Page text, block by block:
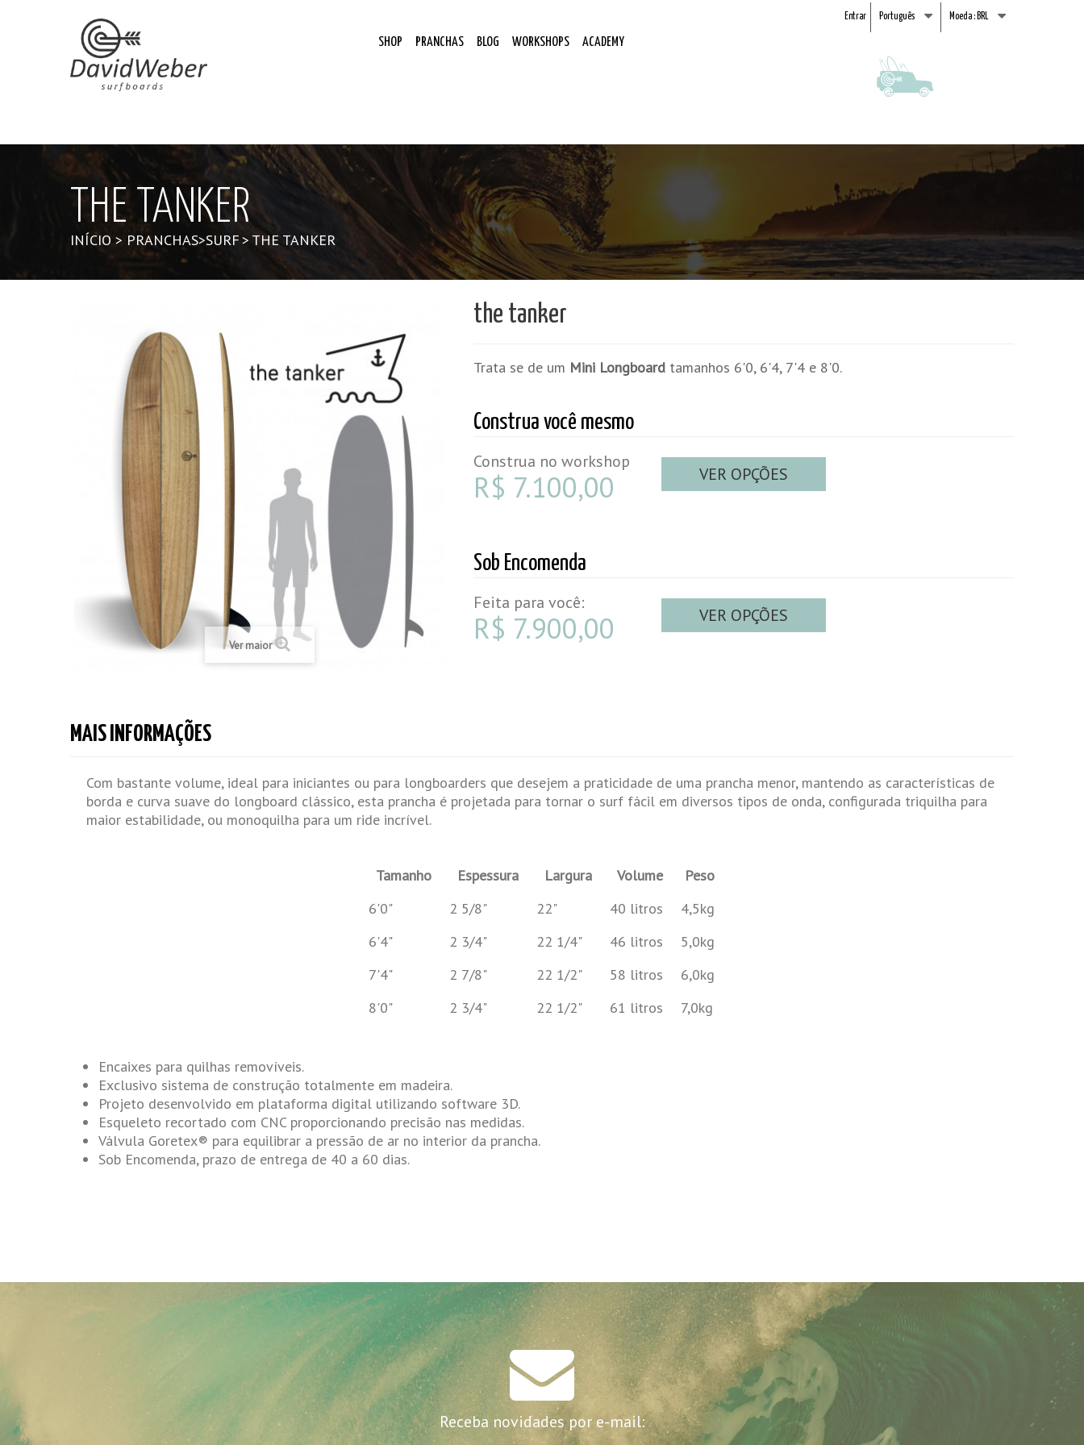
Moeda : BRL
Português
Entrar
SHOP PRANCHAS BLOG WORKSHOPS ACADEMY
THE TANKER
INÍCIO > PRANCHAS>SURF> THE TANKER
Ver maior
the tanker
Trata se de um Mini Longboard tamanhos 6'0, 6'4, 7'4 e 8'0.
Construa você mesmo
Construa no workshop
R$ 7.100,00 VER OPÇÕES
Sob Encomenda
Feita para você:
R$ 7.900,00 VER OPÇÕES
MAIS INFORMAÇÕES
Com bastante volume, ideal para iniciantes ou para longboarders que desejem a praticidade de uma prancha menor, mantendo as características de
borda e curva suave do longboard clássico, esta prancha é projetada para tornar o surf fácil em diversos tipos de onda, configurada triquilha para
maior estabilidade, ou monoquilha para um ride incrível.
Tamanho Espessura Largura Volume
Peso
6'0"
2 5/8" 22" 40 litros
4,5kg
6'4"
2 3/4" 22 1/4" 46 litros
5,0kg
7'4"
2 7/8" 22 1/2" 58 litros
6,0kg
8'0"
2 3/4" 22 1/2" 61 litros 7,0kg
Encaixes para quilhas removíveis.
Exclusivo sistema de construção totalmente em madeira.
Projeto desenvolvido em plataforma digital utilizando software 3D.
Esqueleto recortado com CNC proporcionando precisão nas medidas.
Válvula Goretex® para equilibrar a pressão de ar no interior da prancha.
Sob Encomenda, prazo de entrega de 40 a 60 dias.
Receba novidades por e-mail: